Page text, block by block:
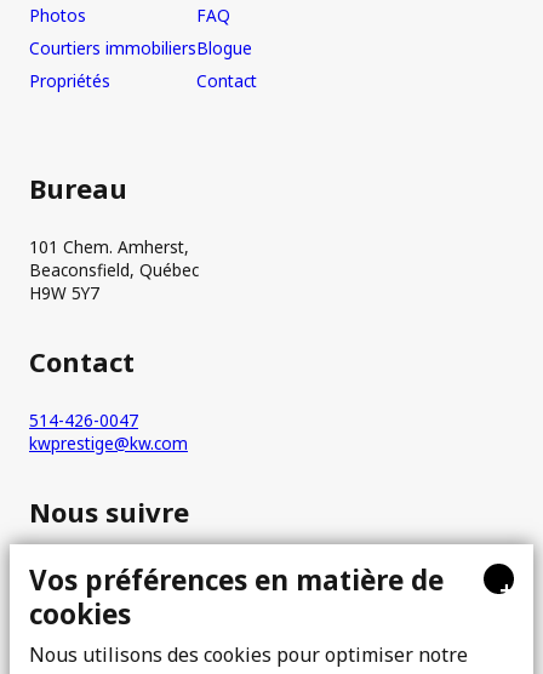
Photos
Courtiers immobiliers
Propriétés
FAQ
Blogue
Contact
Bureau
101 Chem. Amherst,
Beaconsfield, Québec
H9W 5Y7
Contact
514-426-0047
kwprestige@kw.com
Nous suivre
+
Vos préférences en matière de
cookies
Nous utilisons des cookies pour optimiser notre